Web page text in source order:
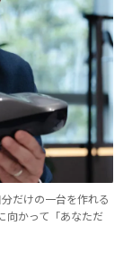
だけの一台を作れる
向かって「あなただ